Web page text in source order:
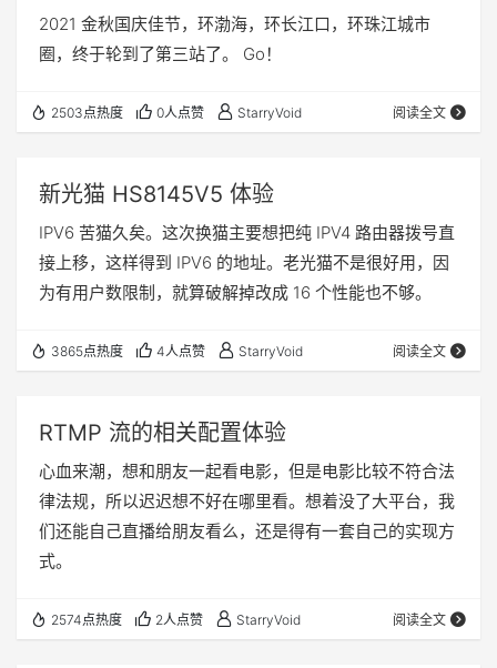
2021 金秋国庆佳节，环渤海，环长江口，环珠江城市
圈，终于轮到了第三站了。 Go！
2503点热度 0人点赞 StarryVoid 阅读全文
新光猫 HS8145V5 体验
IPV6 苦猫久矣。这次换猫主要想把纯 IPV4 路由器拨号直
接上移，这样得到 IPV6 的地址。老光猫不是很好用，因
为有用户数限制，就算破解掉改成 16 个性能也不够。
3865点热度 4人点赞 StarryVoid 阅读全文
RTMP 流的相关配置体验
心血来潮，想和朋友一起看电影，但是电影比较不符合法
律法规，所以迟迟想不好在哪里看。想着没了大平台，我
们还能自己直播给朋友看么，还是得有一套自己的实现方
式。
2574点热度 2人点赞 StarryVoid 阅读全文